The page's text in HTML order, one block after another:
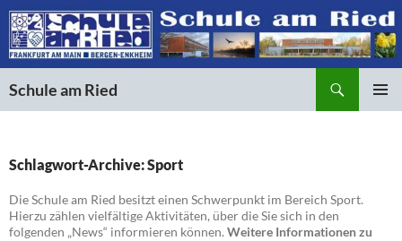
Schule am Ried
Schlagwort-Archive: Sport
Die Schule am Ried besitzt einen Schwerpunkt im Bereich Sport.
Hierzu zählen vielfältige Aktivitäten, über die Sie sich in den
folgenden „News“ informieren können.Weitere Informationen zu